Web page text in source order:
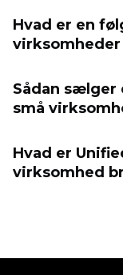
Hvad er en
virksomheder
Sådan sælger
små
Hvad er
virksomhed